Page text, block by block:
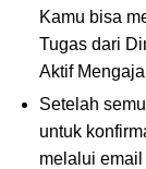
Kamu bisa
Tugas dari
Aktif
Setelah
untuk
melalui